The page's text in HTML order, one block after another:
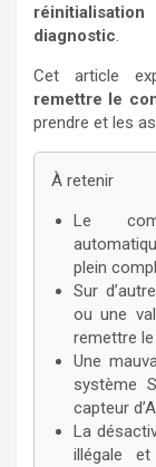
diagnostic.
Cet article
remettre le
prendre et les
À retenir
Le
plein
Sur
ou une
remettre
Une
système
capteur
La
illégale